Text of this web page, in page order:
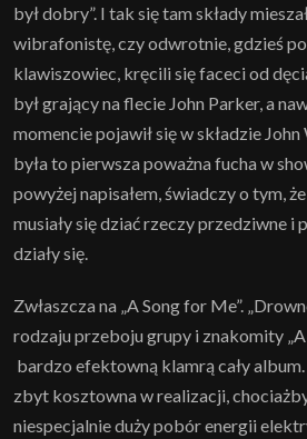
był dobry”. I tak się tam składy
wibrafonistę, czy odwrotnie, gdzieś po
klawiszowiec, kręcili się faceci od
był grający na flecie John Parker, a
momencie pojawił się w składzie
była to pierwsza poważna fucha w
powyżej napisałem, świadczy o tym,
musiały się dziać rzeczy przedziwne i
działy się.
Zwłaszcza na „A Song for Me”.
rodzaju przeboju grupy i znakomity „A
bardzo efektowną klamrą cały album.
zbyt kosztowna w realizacji,
niespecjalnie duży pobór energii